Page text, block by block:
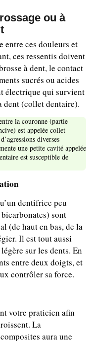
ou à
entre ces douleurs et
ces ressentis doivent
à dent, le contact
sucrés ou acides
électrique qui survient
dent (collet dentaire).
la couronne (partie
est appelée collet
diverses
une petite cavité appelée
est susceptible de
dentifrice peu
sont
(de haut en bas, de la
Il est tout aussi
sur les dents. En
entre deux doigts, et
contrôler sa force.
votre praticien afin
La
aura une